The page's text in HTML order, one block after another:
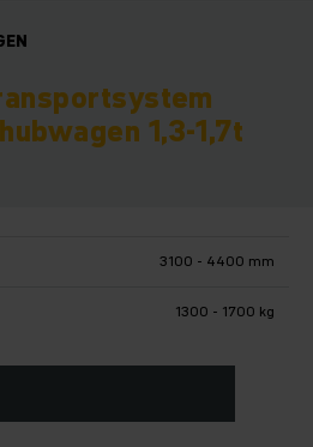
1,3-1,7t
3100 - 4400 mm
1300 - 1700 kg